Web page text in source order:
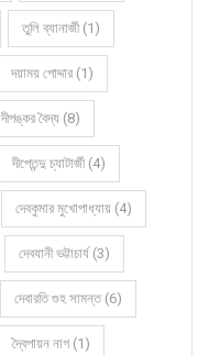
তুলি ব্যানার্জী (1)
দয়াময় পোদ্দার (1)
দীপঙ্কর বৈদ্য (8)
দীপ্তেন্দু চ্যাটার্জী (4)
দেবকুমার মুখোপাধ্যায় (4)
দেবযানী ভট্টাচার্য (3)
দেবারতি গুহ সামন্ত (6)
দ্বৈপায়ন নাগ (1)